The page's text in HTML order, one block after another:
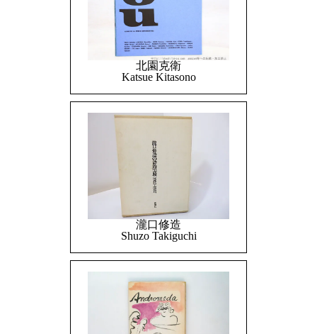
北園克衛
Katsue Kitasono
瀧口修造
Shuzo Takiguchi